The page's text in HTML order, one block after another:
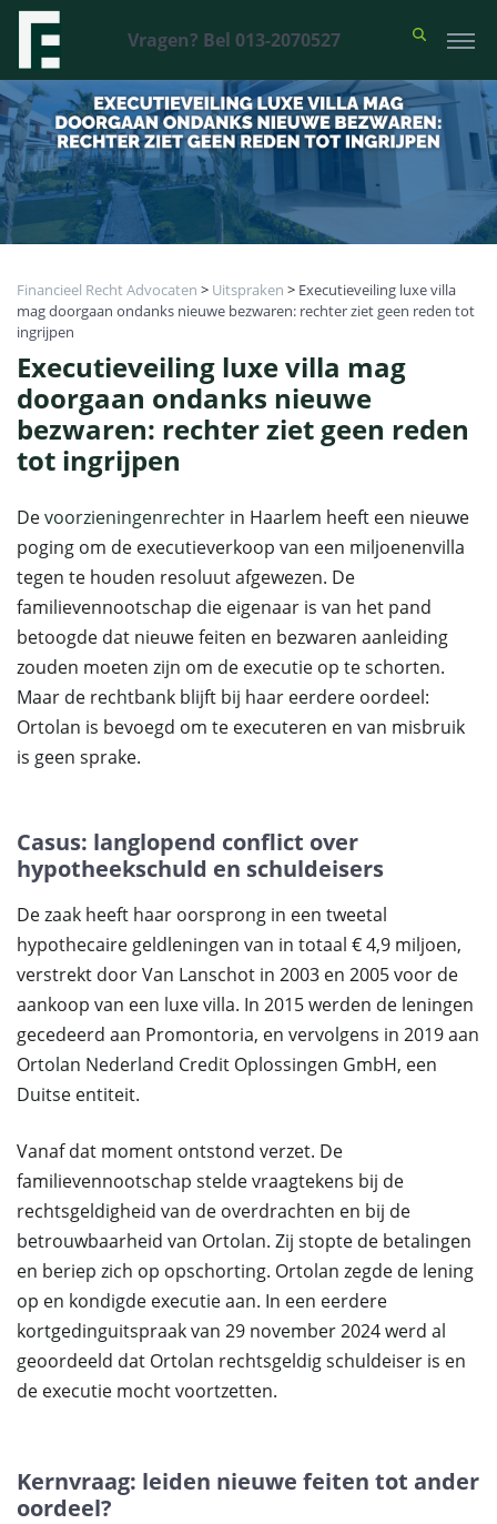
Vragen? Bel 013-2070527
Financieel Recht Advocaten > Uitspraken > Executieveiling luxe villa
mag doorgaan ondanks nieuwe bezwaren: rechter ziet geen reden tot
ingrijpen
Executieveiling luxe villa mag
doorgaan ondanks nieuwe
bezwaren: rechter ziet geen reden
tot ingrijpen
Devoorzieningenrechter in Haarlem heeft een nieuwe
poging om de executieverkoop van een miljoenenvilla
tegen te houden resoluut afgewezen. De
familievennootschap die eigenaar is van het pand
betoogde dat nieuwe feiten en bezwaren aanleiding
zouden moeten zijn om de executie op te schorten.
Maar de rechtbank blijft bij haar eerdere oordeel:
Ortolan is bevoegd om te executeren en van misbruik
is geen sprake.
Casus: langlopend conflict over
hypotheekschuld en schuldeisers
De zaak heeft haar oorsprong in een tweetal
hypothecaire geldleningen van in totaal € 4,9 miljoen,
verstrekt door Van Lanschot in 2003 en 2005 voor de
aankoop van een luxe villa. In 2015 werden de leningen
gecedeerd aan Promontoria, en vervolgens in 2019 aan
Ortolan Nederland Credit Oplossingen GmbH, een
Duitse entiteit.
Vanaf dat moment ontstond verzet. De
familievennootschap stelde vraagtekens bij de
rechtsgeldigheid van de overdrachten en bij de
betrouwbaarheid van Ortolan. Zij stopte de betalingen
en beriep zich op opschorting. Ortolan zegde de lening
op en kondigde executie aan. In een eerdere
kortgedinguitspraak van 29 november 2024 werd al
geoordeeld dat Ortolan rechtsgeldig schuldeiser is en
de executie mocht voortzetten.
Kernvraag: leiden nieuwe feiten tot ander
oordeel?